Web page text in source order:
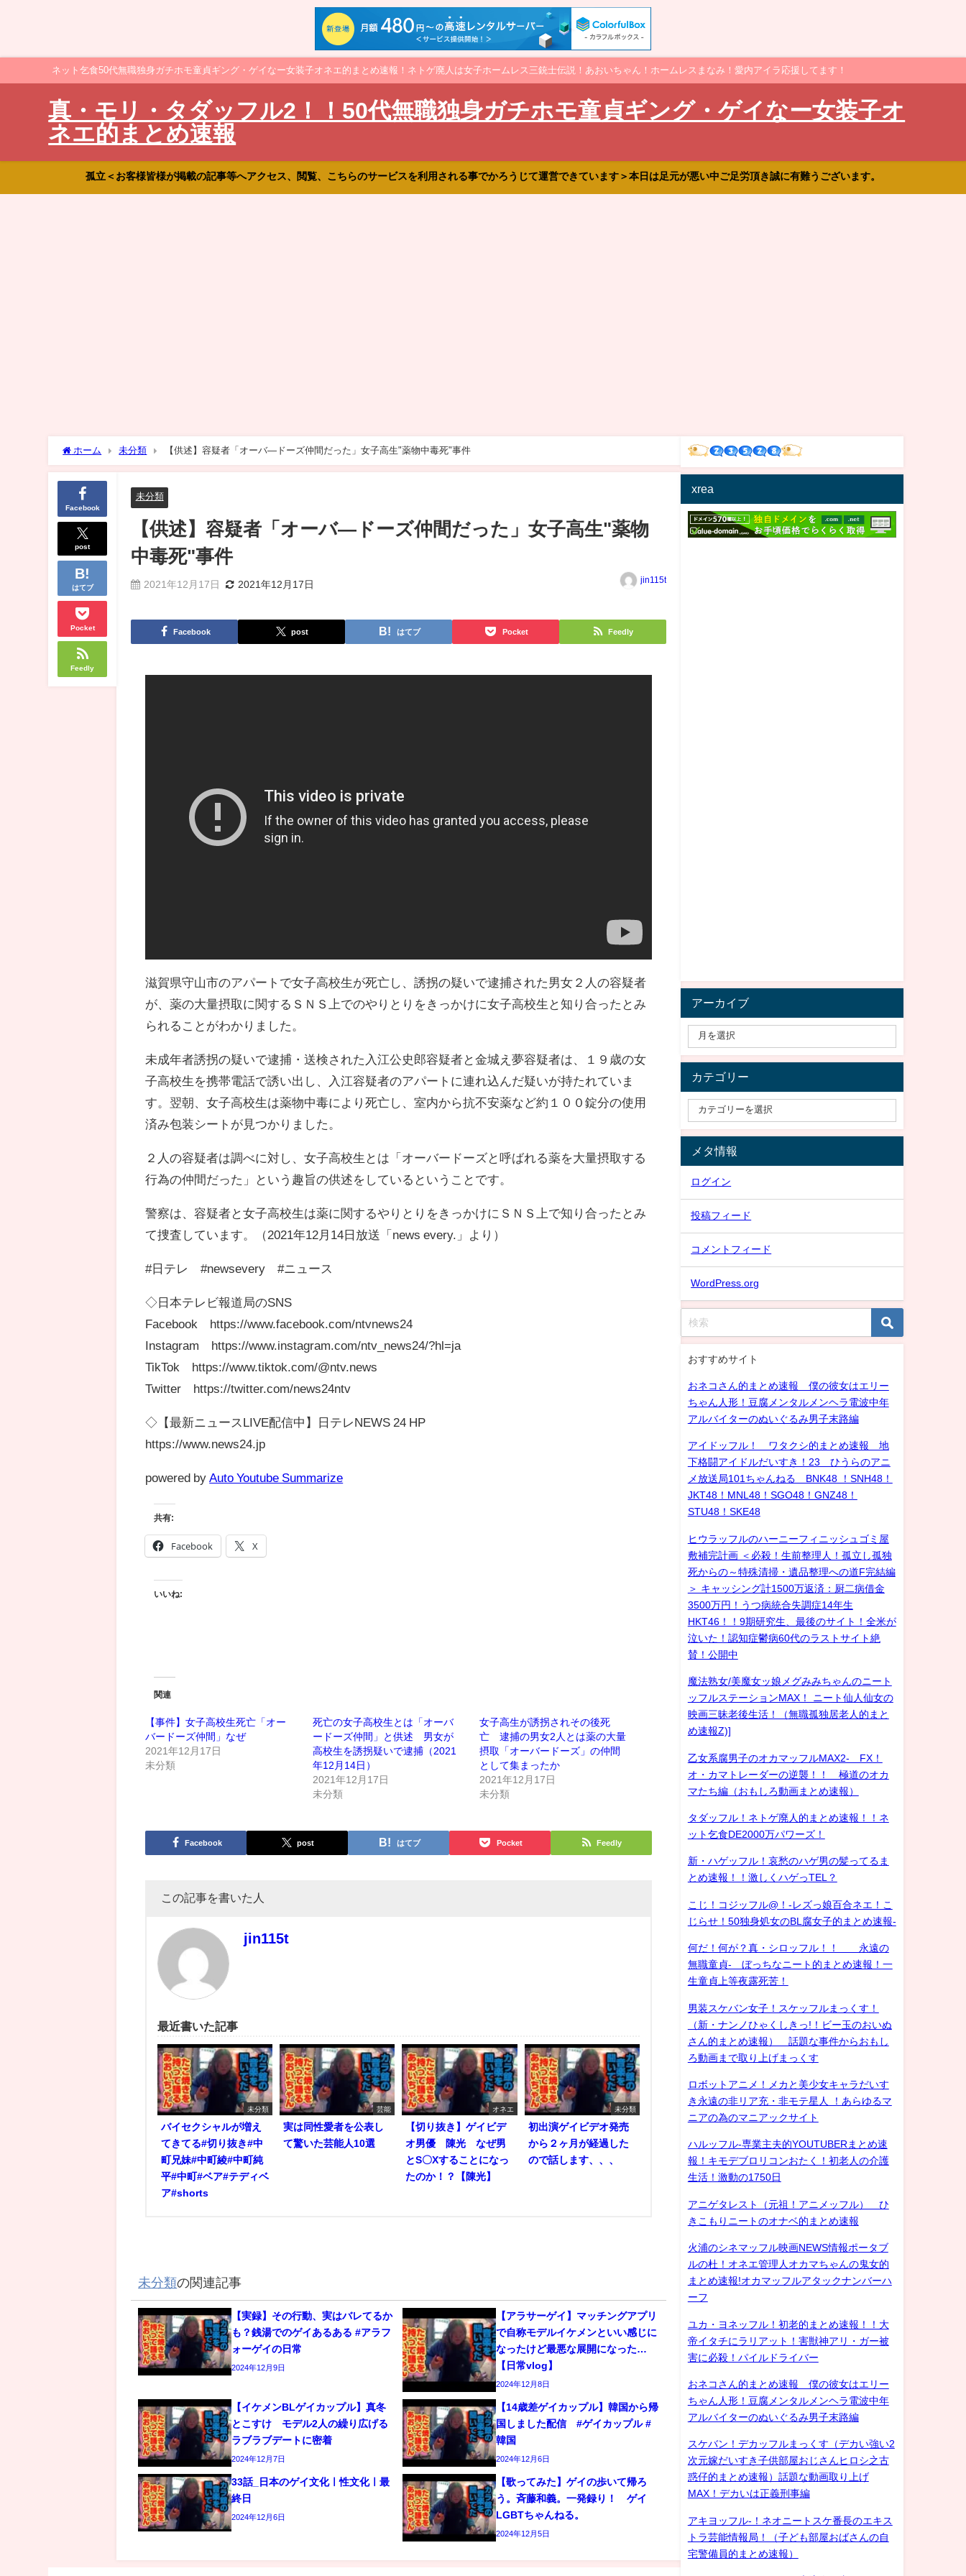
ネット乞食50代無職独身ガチホモ童貞ギング・ゲイなー女装子オネエ的まとめ速報！ネトゲ廃人は女子ホームレス三銃士伝説！あおいちゃん！ホームレスまなみ！愛内アイラ応援してます！
真・モリ・タダッフル2！！50代無職独身ガチホモ童貞ギング・ゲイなー女装子オ
ネエ的まとめ速報
孤立＜お客様皆様が掲載の記事等へアクセス、閲覧、こちらのサービスを利用される事でかろうじて運営できています＞本日は足元が悪い中ご足労頂き誠に有難うございます。
ホーム 未分類 【供述】容疑者「オーバ―ドーズ仲間だった」女子高生"薬物中毒死"事件
Facebook
post
はてブ
Pocket
Feedly
未分類
【供述】容疑者「オーバ―ドーズ仲間だった」女子高生"薬物
中毒死"事件
2021年12月17日 2021年12月17日 jin115t
Facebook post はてブ Pocket Feedly
滋賀県守山市のアパートで女子高校生が死亡し、誘拐の疑いで逮捕された男女２人の容疑者
が、薬の大量摂取に関するＳＮＳ上でのやりとりをきっかけに女子高校生と知り合ったとみ
られることがわかりました。
未成年者誘拐の疑いで逮捕・送検された入江公史郎容疑者と金城え夢容疑者は、１９歳の女
子高校生を携帯電話で誘い出し、入江容疑者のアパートに連れ込んだ疑いが持たれていま
す。翌朝、女子高校生は薬物中毒により死亡し、室内から抗不安薬など約１００錠分の使用
済み包装シートが見つかりました。
２人の容疑者は調べに対し、女子高校生とは「オーバードーズと呼ばれる薬を大量摂取する
行為の仲間だった」という趣旨の供述をしているということです。
警察は、容疑者と女子高校生は薬に関するやりとりをきっかけにＳＮＳ上で知り合ったとみ
て捜査しています。（2021年12月14日放送「news every.」より）
#日テレ​​ #newsevery #ニュース​​
◇日本テレビ報道局のSNS
Facebook https://www.facebook.com/ntvnews24
Instagram https://www.instagram.com/ntv_news24/?hl=ja
TikTok https://www.tiktok.com/@ntv.news
Twitter https://twitter.com/news24ntv
◇【最新ニュースLIVE配信中】日テレNEWS 24 HP
https://www.news24.jp
powered by Auto Youtube Summarize
共有:
Facebook X
いいね:
関連
【事件】女子高校生死亡「オー
バードーズ仲間」なぜ
2021年12月17日
未分類
死亡の女子高校生とは「オーバ
ードーズ仲間」と供述 男女が
高校生を誘拐疑いで逮捕（2021
年12月14日）
2021年12月17日
未分類
女子高生が誘拐されその後死
亡 逮捕の男女2人とは薬の大量
摂取「オーバードーズ」の仲間
として集まったか
2021年12月17日
未分類
Facebook post はてブ Pocket Feedly
この記事を書いた人
jin115t
最近書いた記事
未分類
バイセクシャルが増え
てきてる#切り抜き#中
町兄妹#中町綾#中町純
平#中町#ベア#テディベ
ア#shorts
芸能
実は同性愛者を公表し
て驚いた芸能人10選
オネエ
【切り抜き】ゲイビデ
オ男優 陳光 なぜ男
とS〇Xすることになっ
たのか！？【陳光】
未分類
初出演ゲイビデオ発売
から２ヶ月が経過した
ので話します、、、
未分類の関連記事
【実録】その行動、実はバレてるか
も？銭湯でのゲイあるある #アラフ
ォーゲイの日常
2024年12月9日
【アラサーゲイ】マッチングアプリ
で自称モデルイケメンといい感じに
なったけど最悪な展開になった…
【日常vlog】
2024年12月8日
【イケメンBLゲイカップル】真冬
とこすけ モデル2人の繰り広げる
ラブラブデートに密着
2024年12月7日
【14歳差ゲイカップル】韓国から帰
国しました配信 #ゲイカップル #
韓国
2024年12月6日
33話_日本のゲイ文化ㅣ性文化ㅣ最
終日
2024年12月6日
【歌ってみた】ゲイの歩いて帰ろ
う。斉藤和義。一発録り！ ゲイ
LGBTちゃんねる。
2024年12月5日
xrea
アーカイブ
カテゴリー
メタ情報
ログイン
投稿フィード
コメントフィード
WordPress.org
おすすめサイト
おネコさん的まとめ速報 僕の彼女はエリー
ちゃん人形！豆腐メンタルメンヘラ電波中年
アルバイターのぬいぐるみ男子末路編
アイドッフル！ ワタクシ的まとめ速報 地
下格闘アイドルだいすき！23 ひうらのアニ
メ放送局101ちゃんねる BNK48 ！SNH48！
JKT48！MNL48！SGO48！GNZ48！
STU48！SKE48
ヒウラッフルのハーニーフィニッシュゴミ屋
敷補完計画 ＜必殺！生前整理人！孤立し孤独
死からの～特殊清掃・遺品整理への道F完結編
＞ キャッシング計1500万返済：厨二病借金
3500万円！うつ病統合失調症14年生
HKT46！！9期研究生、最後のサイト！全米が
泣いた！認知症鬱病60代のラストサイト絶
賛！公開中
魔法熟女/美魔女ッ娘メグみみちゃんのニート
ッフルステーションMAX！ ニート仙人仙女の
映画三昧老後生活！（無職孤独居老人的まと
め速報Z)]
乙女系腐男子のオカマッフルMAX2- FX！
オ・カマトレーダーの逆襲！！ 極道のオカ
マたち編（おもしろ動画まとめ速報）
タダッフル！ネトゲ廃人的まとめ速報！！ネ
ット乞食DE2000万パワーズ！
新・ハゲッフル！哀愁のハゲ男の髪ってるま
とめ速報！！激しくハゲっTEL？
こじ！コジッフル@！-レズっ娘百合ネエ！こ
じらせ！50独身処女のBL腐女子的まとめ速報-
何だ！何が？真・シロッフル！！ 永遠の
無職童貞- ぼっちなニート的まとめ速報！一
生童貞上等夜露死苦！
男装スケバン女子！スケッフルまっくす！
（新・ナンノひゃくしきっ!！ビー玉のおいぬ
さん的まとめ速報） 話題な事件からおもし
ろ動画まで取り上げまっくす
ロボットアニメ！メカと美少女キャラだいす
き永遠の非リア充・非モテ星人 ！あらゆるマ
ニアの為のマニアックサイト
ハルッフル-専業主夫的YOUTUBERまとめ速
報！キモデブロリコンおたく！初老人の介護
生活！激動の1750日
アニゲタレスト（元祖！アニメッフル） ひ
きこもりニートのオナベ的まとめ速報
火浦のシネマッフル映画NEWS情報ポータブ
ルの杜！オネエ管理人オカマちゃんの鬼女的
まとめ速報!オカマッフルアタックナンバーハ
ーフ
ユカ・ヨネッフル！初老的まとめ速報！！大
帝イタチにラリアット！害獣神アリ・ガー被
害に必殺！パイルドライバー
おネコさん的まとめ速報 僕の彼女はエリー
ちゃん人形！豆腐メンタルメンヘラ電波中年
アルバイターのぬいぐるみ男子末路編
スケバン！デカッフルまっくす（デカい強い2
次元嫁だいすき子供部屋おじさんヒロシ之古
惑仔的まとめ速報）話題な動画取り上げ
MAX！デカいは正義刑事編
アキヨッフル-！ネオニートスケ番長のエキス
トラ芸能情報局！（子ども部屋おばさんの自
宅警備員的まとめ速報）